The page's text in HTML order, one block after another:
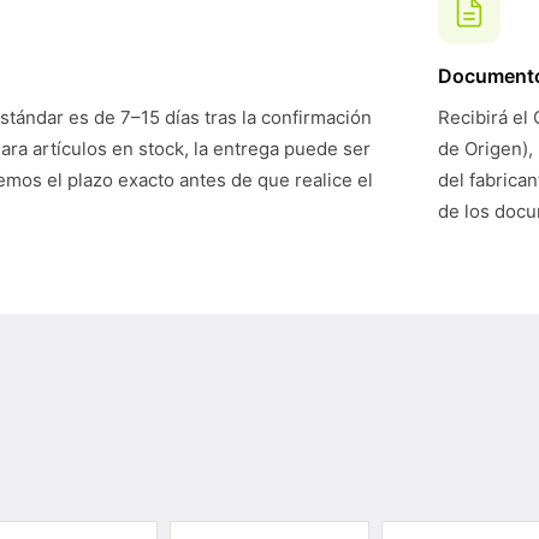
es de 7–15 días tras la confirmación
artículos en stock, la entrega puede ser
el plazo exacto antes de que realice el
Recibirá el
de
del
de los